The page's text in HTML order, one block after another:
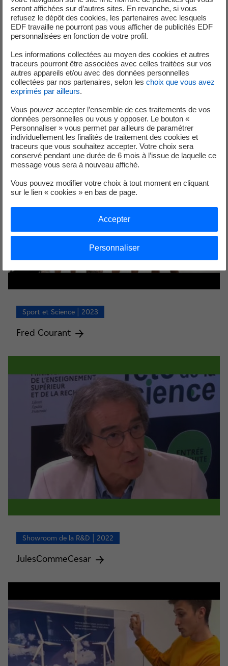
Mobilité électrique | 2023
Elisa & Max de Bestjobers et Charles Schiele
Sport et Science | 2023
Fred Courant
Showroom de la R&D | 2022
JulesCommeCesar
seront affichées sur d’autres sites. En revanche, si vous
refusez le dépôt des cookies, les partenaires avec lesquels
EDF travaille ne pourront pas vous afficher de publicités EDF
personnalisées en fonction de votre profil.
Les informations collectées au moyen des cookies et autres
traceurs pourront être associées avec celles traitées sur vos
autres appareils et/ou avec des données personnelles
collectées par nos partenaires, selon les choix que vous avez
exprimés par ailleurs.
Vous pouvez accepter l’ensemble de ces traitements de vos
données personnelles ou vous y opposer. Le bouton «
Personnaliser » vous permet par ailleurs de paramétrer
individuellement les finalités de traitement des cookies et
traceurs que vous souhaitez accepter. Votre choix sera
conservé pendant une durée de 6 mois à l’issue de laquelle ce
message vous sera à nouveau affiché.
Vous pouvez modifier votre choix à tout moment en cliquant
sur le lien « cookies » en bas de page.
Personnaliser
Accepter